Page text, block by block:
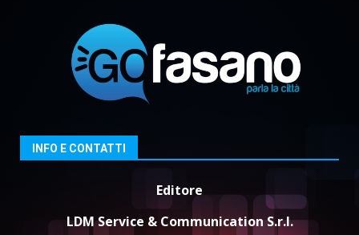
campionato di calcio”
7 Agosto 2026 06:00
3
Fasanese ferito a colpi di arma
6 Agosto 2026 18:13
Carta d’identità: continua il piano
di aperture straordinarie del
Comune di Fasano
INFO E CONTATTI
Editore
LDM Service & Communication S.r.l.